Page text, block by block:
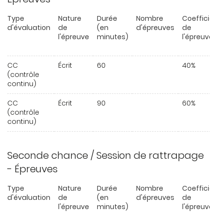
Type
d'évaluation
Nature
de
l'épreuve
Durée
(en
minutes)
Nombre
d'épreuves
de
l'épreuve
CC
(contrôle
continu)
Écrit 60 40%
CC
(contrôle
continu)
Écrit 90 60%
Seconde chance / Session de rattrapage
- Épreuves
Type
d'évaluation
Nature
de
l'épreuve
Durée
(en
minutes)
Nombre
d'épreuves
de
l'épreuve